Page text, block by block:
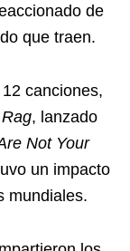
de
que traen.
canciones,
, lanzado
Not Your
un impacto
mundiales.